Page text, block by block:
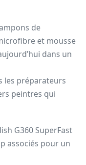
de
et mousse
dans un
les préparateurs
peintres qui
G360 SuperFast
associés pour un